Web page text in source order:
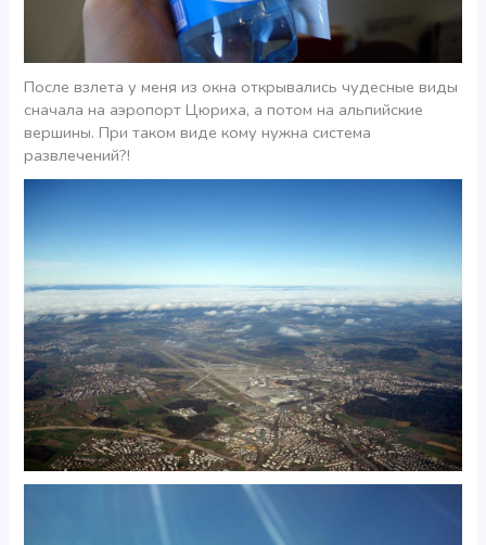
После взлета у меня из окна открывались чудесные виды
сначала на аэропорт Цюриха, а потом на альпийские
вершины. При таком виде кому нужна система
развлечений?!